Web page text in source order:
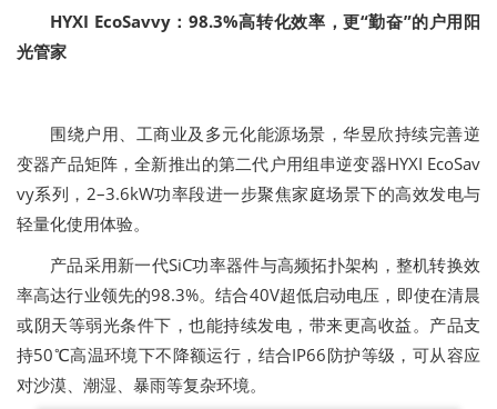
HYXI EcoSavvy：98.3%高转化效率，更“勤奋”的户用阳
光管家
围绕户用、工商业及多元化能源场景，华昱欣持续完善逆
变器产品矩阵，全新推出的第二代户用组串逆变器HYXI EcoSav
vy系列，2–3.6kW功率段进一步聚焦家庭场景下的高效发电与
轻量化使用体验。
产品采用新一代SiC功率器件与高频拓扑架构，整机转换效
率高达行业领先的98.3%。结合40V超低启动电压，即使在清晨
或阴天等弱光条件下，也能持续发电，带来更高收益。产品支
持50℃高温环境下不降额运行，结合IP66防护等级，可从容应
对沙漠、潮湿、暴雨等复杂环境。